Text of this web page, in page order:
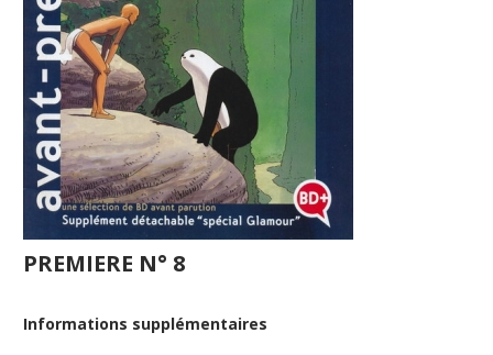
PREMIERE N° 8
Informations supplémentaires